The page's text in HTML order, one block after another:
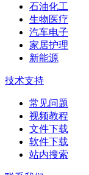
石油化工
生物医疗
汽车电子
家居护理
新能源
技术支持
常见问题
视频教程
文件下载
软件下载
站内搜索